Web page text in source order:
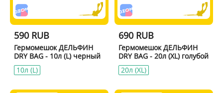
590 RUB
Гермомешок ДЕЛЬФИН
DRY BAG - 10л (L) черный
10л (L)
690 RUB
Гермомешок ДЕЛЬФИН
DRY BAG - 20л (XL) голубой
20л (XL)